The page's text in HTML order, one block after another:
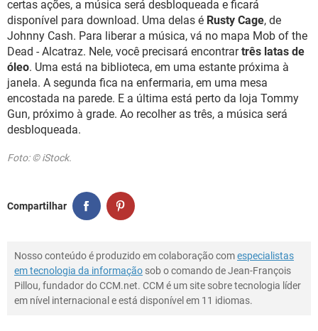
certas ações, a música será desbloqueada e ficará
disponível para download. Uma delas é Rusty Cage, de
Johnny Cash. Para liberar a música, vá no mapa Mob of the
Dead - Alcatraz. Nele, você precisará encontrartrês latas de
óleo. Uma está na biblioteca, em uma estante próxima à
janela. A segunda fica na enfermaria, em uma mesa
encostada na parede. E a última está perto da loja Tommy
Gun, próximo à grade. Ao recolher as três, a música será
desbloqueada.
Foto: © iStock.
Compartilhar
Nosso conteúdo é produzido em colaboração comespecialistas
em tecnologia da informação sob o comando de Jean-François
Pillou, fundador do CCM.net. CCM é um site sobre tecnologia líder
em nível internacional e está disponível em 11 idiomas.